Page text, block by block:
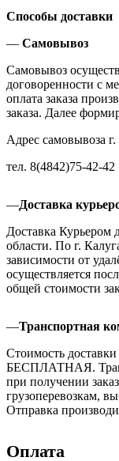
Способы доставки
— Самовывоз
Самовывоз
договоренности с
оплата заказа
заказа. Далее
Адрес самовывоза
тел. 8(4842)75-42-42
—Доставка
Доставка Курьером
области. По г.
зависимости от
осуществляется
общей стоимости
—Транспортная
Стоимость
БЕСПЛАТНАЯ.
при получении
грузоперевозкам,
Отправка
Оплата